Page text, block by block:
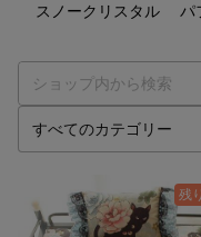
スノークリスタル パ
残